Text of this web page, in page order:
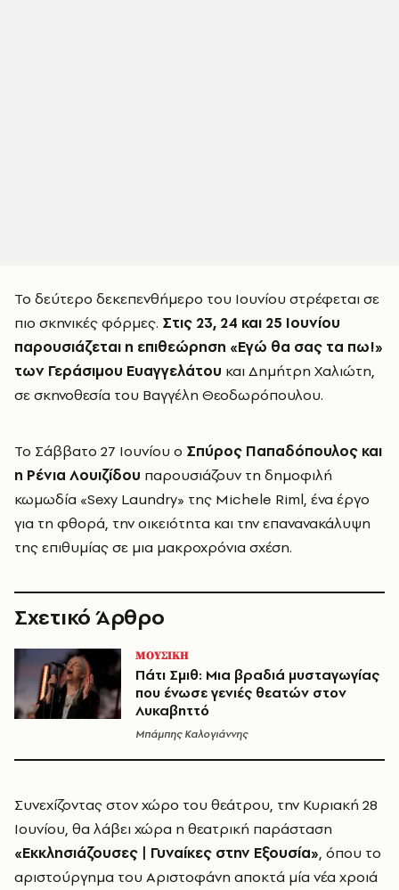
Το δεύτερο δεκεπενθήμερο του Ιουνίου στρέφεται σε
πιο σκηνικές φόρμες. Στις 23, 24 και 25 Ιουνίου
παρουσιάζεται η επιθεώρηση «Εγώ θα σας τα πω!»
των Γεράσιμου Ευαγγελάτου και Δημήτρη Χαλιώτη,
σε σκηνοθεσία του Βαγγέλη Θεοδωρόπουλου.
Το Σάββατο 27 Ιουνίου ο Σπύρος Παπαδόπουλος και
η Ρένια Λουιζίδου παρουσιάζουν τη δημοφιλή
κωμωδία «Sexy Laundry» της Michele Riml, ένα έργο
για τη φθορά, την οικειότητα και την επανανακάλυψη
της επιθυμίας σε μια μακροχρόνια σχέση.
Σχετικό Άρθρο
ΜΟΥΣΙΚΗ
Πάτι Σμιθ: Μια βραδιά μυσταγωγίας
που ένωσε γενιές θεατών στον
Λυκαβηττό
Μπάμπης Καλογιάννης
Συνεχίζοντας στον χώρο του θεάτρου, την Κυριακή 28
Ιουνίου, θα λάβει χώρα η θεατρική παράσταση
«Εκκλησιάζουσες | Γυναίκες στην Εξουσία», όπου το
αριστούργημα του Αριστοφάνη αποκτά μία νέα χροιά